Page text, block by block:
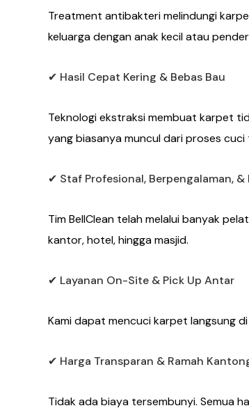
Treatment antibakteri melindungi
keluarga dengan anak kecil atau
✔ Hasil Cepat Kering & Bebas Bau
Teknologi ekstraksi membuat karpet
yang biasanya muncul dari proses cuci
✔ Staf Profesional, Berpengalaman, &
Tim BellClean telah melalui banyak
kantor, hotel, hingga masjid.
✔ Layanan On-Site & Pick Up Antar
Kami dapat mencuci karpet langsung
✔ Harga Transparan & Ramah
Tidak ada biaya tersembunyi. Semua